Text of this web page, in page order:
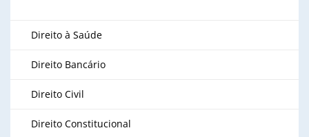
Direito à Saúde
Direito Bancário
Direito Civil
Direito Constitucional